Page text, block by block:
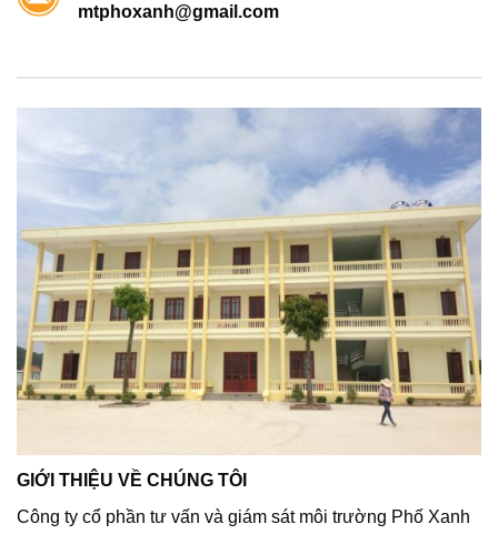
mtphoxanh@gmail.com
GIỚI THIỆU VỀ CHÚNG TÔI
Công ty cổ phần tư vấn và giám sát môi trường Phố Xanh